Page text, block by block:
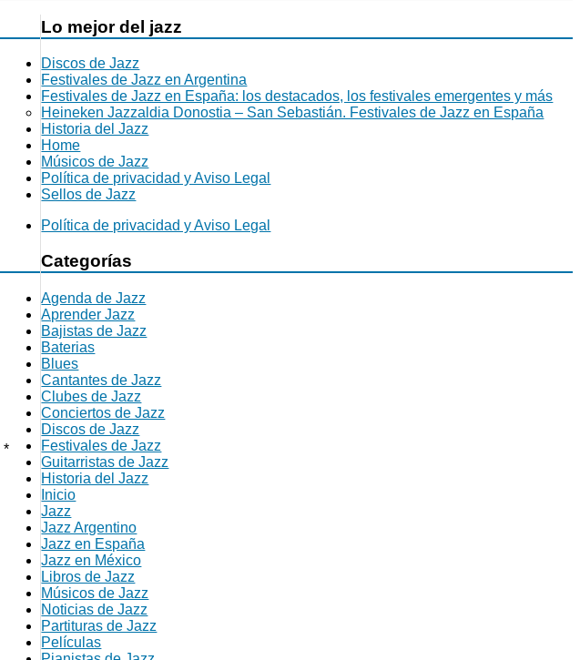
*
Lo mejor del jazz
Discos de Jazz
Festivales de Jazz en Argentina
Festivales de Jazz en España: los destacados, los festivales emergentes y más
Heineken Jazzaldia Donostia – San Sebastián. Festivales de Jazz en España
Historia del Jazz
Home
Músicos de Jazz
Política de privacidad y Aviso Legal
Sellos de Jazz
Política de privacidad y Aviso Legal
Categorías
Agenda de Jazz
Aprender Jazz
Bajistas de Jazz
Baterias
Blues
Cantantes de Jazz
Clubes de Jazz
Conciertos de Jazz
Discos de Jazz
Festivales de Jazz
Guitarristas de Jazz
Historia del Jazz
Inicio
Jazz
Jazz Argentino
Jazz en España
Jazz en México
Libros de Jazz
Músicos de Jazz
Noticias de Jazz
Partituras de Jazz
Películas